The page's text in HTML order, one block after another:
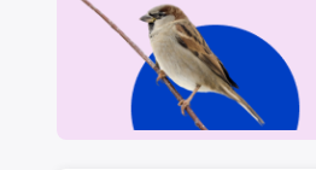
За забором
Партнёрский материал